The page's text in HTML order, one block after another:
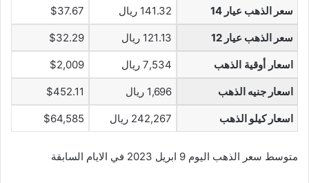
سعر الذهب عيار 14 141.32 ريال $37.67
سعر الذهب عيار 12 121.13 ريال $32.29
اسعار أوقية الذهب 7,534 ريال $2,009
اسعار جنيه الذهب 1,696 ريال $452.11
اسعار كيلو الذهب 242,267 ريال $64,585
متوسط سعر الذهب اليوم 9 ابريل 2023 في الايام السابقة